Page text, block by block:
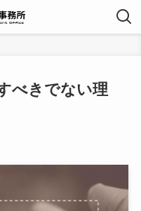
べきでない理